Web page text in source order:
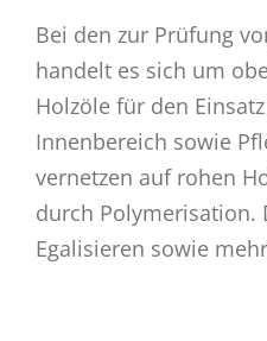
Bei den zur Prüfung
handelt es sich um
Holzöle für den
Innenbereich sowie
vernetzen auf rohen
durch Polymerisation.
Egalisieren sowie